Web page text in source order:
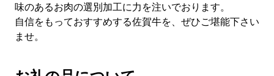
味のあるお肉の選別加工に力を注いでおります。
自信をもっておすすめする佐賀牛を、ぜひご堪能下さい
ませ。